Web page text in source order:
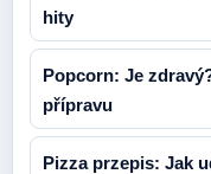
hity
Popcorn: Je
přípravu
Pizza przepis: Jak